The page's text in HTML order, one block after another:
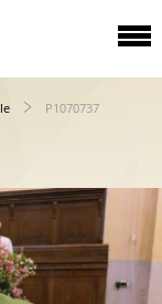
P1070737